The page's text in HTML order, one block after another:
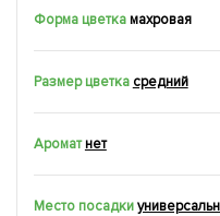
Форма цветкамахровая
Размер цветка средний
Ароматнет
Место посадки